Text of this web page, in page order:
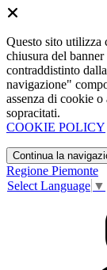
Questo sito utilizza
chiusura del
contraddistinto
navigazione"
assenza di cookie
sopracitati.
COOKIE POLICY
Continua la
Regione Piemonte
Select Language ▼